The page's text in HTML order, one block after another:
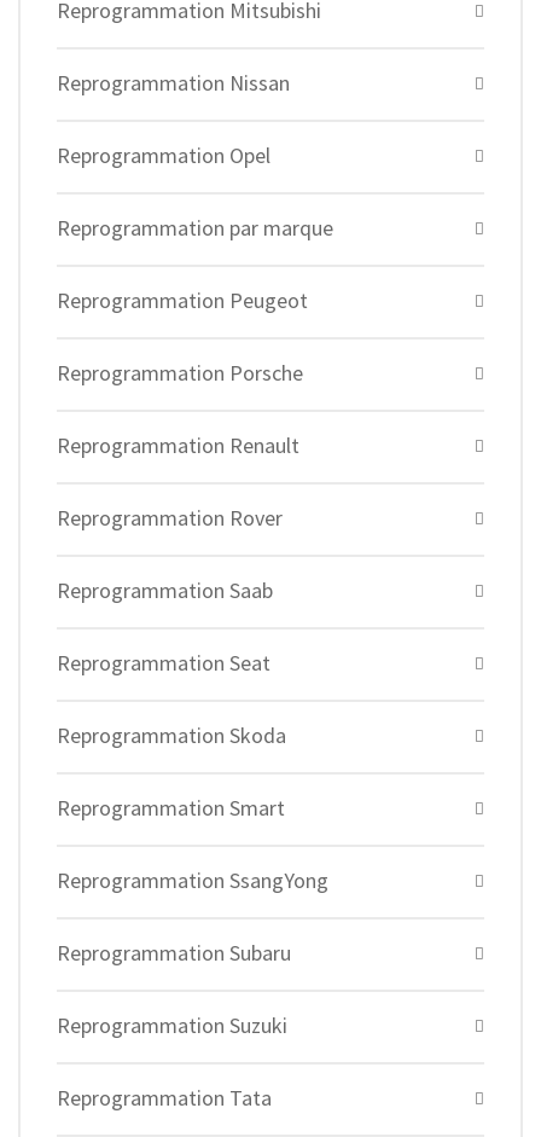
Reprogrammation Mitsubishi
Reprogrammation Nissan
Reprogrammation Opel
Reprogrammation par marque
Reprogrammation Peugeot
Reprogrammation Porsche
Reprogrammation Renault
Reprogrammation Rover
Reprogrammation Saab
Reprogrammation Seat
Reprogrammation Skoda
Reprogrammation Smart
Reprogrammation SsangYong
Reprogrammation Subaru
Reprogrammation Suzuki
Reprogrammation Tata